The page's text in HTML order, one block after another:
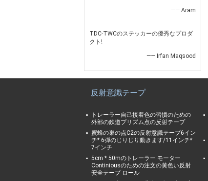
—— Aram
TDC-TWCのステッカーの優秀なプロダ
クト!
—— Irfan Maqsood
反射意識テープ
トレーラー自己接着色の習慣のための
外部の鉄道プリズム点の反射テープ
蜜蜂の巣の点C2の反射意識テープ6イン
チ* 6弾のじりじり動きます/11インチ*
7インチ
5cm * 50mのトレーラー モーター
Continiousのための注文の黄色い反射
安全テープ ロール